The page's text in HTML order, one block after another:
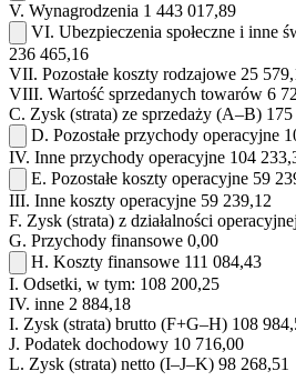
V. Wynagrodzenia 1 443 017,89
VI. Ubezpieczenia społeczne i inne
236 465,16
VII. Pozostałe koszty rodzajowe 25
VIII. Wartość sprzedanych towarów 6
C. Zysk (strata) ze sprzedaży (A–B)
D. Pozostałe przychody operacyjne
IV. Inne przychody operacyjne 104
E. Pozostałe koszty operacyjne 59
III. Inne koszty operacyjne 59 239,12
F. Zysk (strata) z działalności
G. Przychody finansowe 0,00
H. Koszty finansowe 111 084,43
I. Odsetki, w tym: 108 200,25
IV. inne 2 884,18
I. Zysk (strata) brutto (F+G–H) 108
J. Podatek dochodowy 10 716,00
L. Zysk (strata) netto (I–J–K) 98 268,51